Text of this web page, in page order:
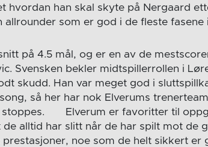
hvordan han skal skyte på Nergaard
allrounder som er god i de fleste fasene
på 4.5 mål, og er en av de
Svensken bekler midtspillerrollen i
skudd. Han var meget god i
så her har nok Elverums
stoppes. Elverum er favoritter til
alltid har slitt når de har spilt mot de
noe som de helt sikkert er